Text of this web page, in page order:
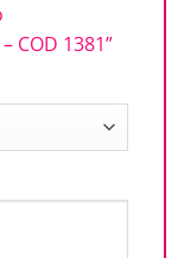
COD 1381”